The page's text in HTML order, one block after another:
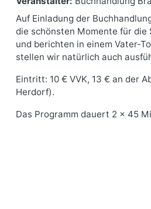
Auf Einladung der
die schönsten Momente für
und berichten in einem Vater-
stellen wir natürlich auch
Eintritt: 10 € VVK, 13 € an der
Herdorf).
Das Programm dauert 2 x 45